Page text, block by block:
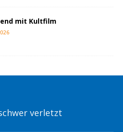
mit Kultfilm
verletzt